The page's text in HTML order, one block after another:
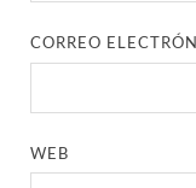
CORREO
WEB